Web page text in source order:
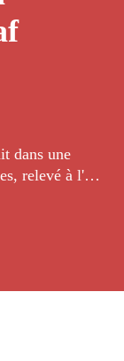
dans une
relevé à l'ail